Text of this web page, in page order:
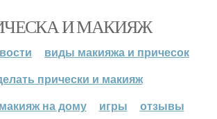
И МАКИЯЖ
виды макияжа и причесок
прически и макияж
на дому
игры отзывы